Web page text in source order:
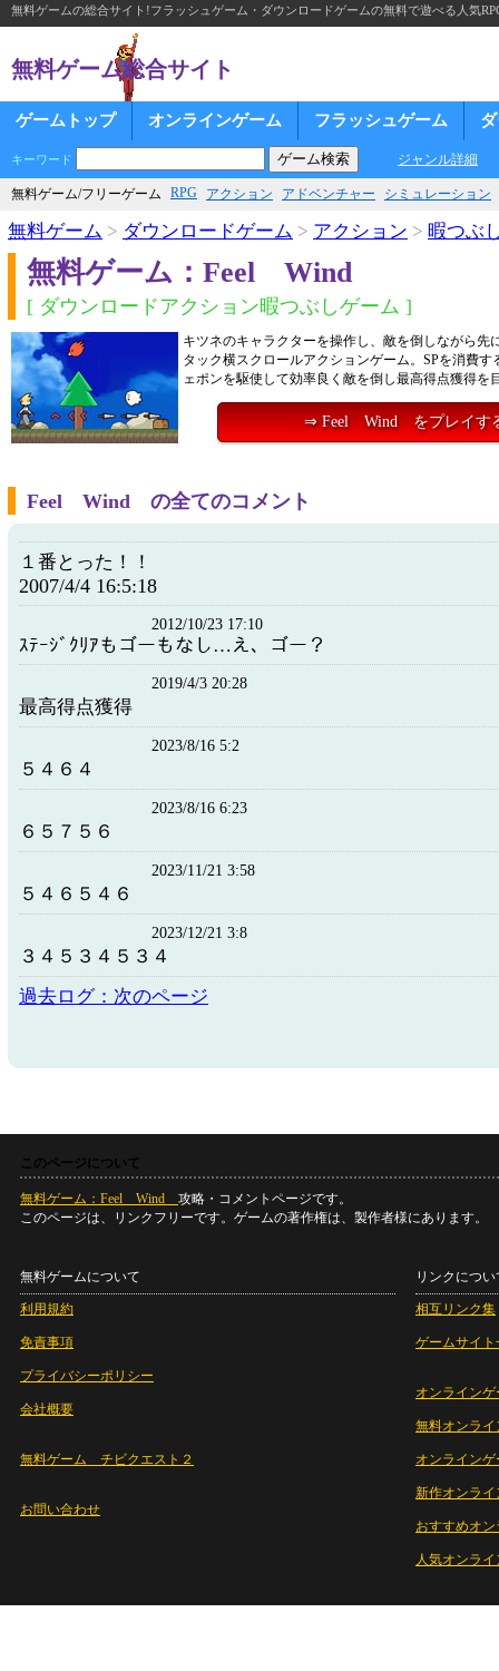
無料ゲームの総合サイト!フラッシュゲーム・ダウンロードゲームの無料で遊べる人気
無料ゲーム総合サイト
ゲームトップ オンラインゲーム フラッシュゲーム
キーワード ジャンル詳細
無料ゲーム/フリーゲーム RPG アクション アドベンチャー シミュレーション
無料ゲーム > ダウンロードゲーム > アクション > 暇つぶ
無料ゲーム：Feel Wind
[ ダウンロードアクション暇つぶしゲーム ]
キツネのキャラクターを操作し、敵を倒しながら先
タック横スクロールアクションゲーム。SPを消費す
ェポンを駆使して効率良く敵を倒し最高得点獲得を
⇒ Feel Wind をプレイす
Feel Wind の全てのコメント
１番とった！！
2007/4/4 16:5:18
2012/10/23 17:10
ｽﾃｰｼﾞｸﾘｱもゴーもなし…え、ゴー？
2019/4/3 20:28
最高得点獲得
2023/8/16 5:2
５４６４
2023/8/16 6:23
６５７５６
2023/11/21 3:58
５４６５４６
2023/12/21 3:8
３４５３４５３４
過去ログ：次のページ
このページについて
無料ゲーム：Feel Wind 攻略・コメントページです。
このページは、リンクフリーです。ゲームの著作権は、製作者様にあります。
無料ゲームについて
利用規約
免責事項
プライバシーポリシー
会社概要
無料ゲーム チビクエスト２
お問い合わせ
リンクについ
相互リンク集
ゲームサイト
オンラインゲ
無料オンライ
オンライン
新作オンライ
おすすめオ
人気オンラ